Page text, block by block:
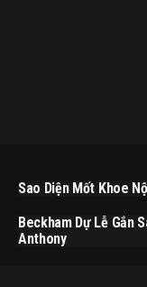
Sao Diện Mốt Khoe
Beckham Dự Lễ Gắn
Anthony